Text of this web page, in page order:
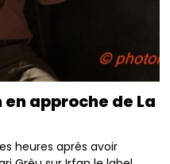
approche de La
heures après avoir